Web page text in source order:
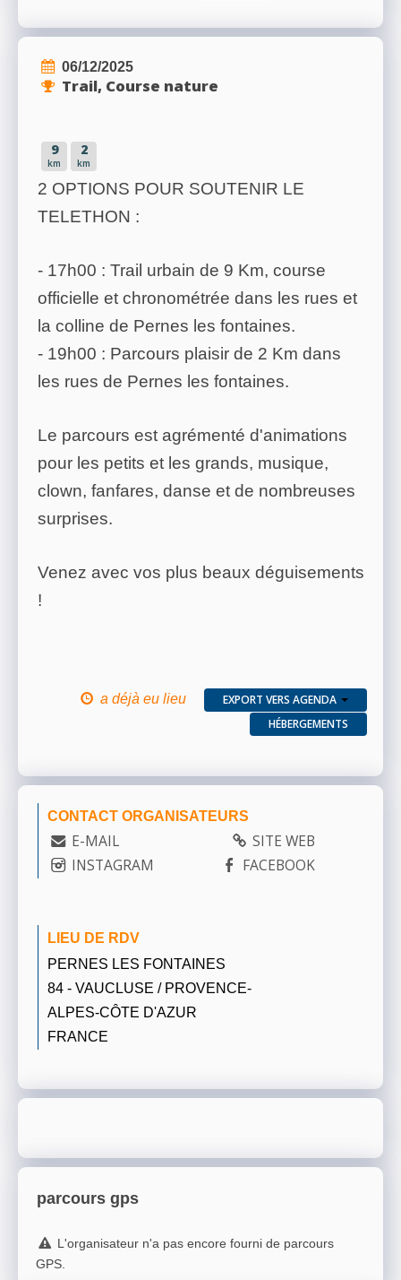
06/12/2025
Trail, Course nature
9
km
2
km
2 OPTIONS POUR SOUTENIR LE
TELETHON :
- 17h00 : Trail urbain de 9 Km, course
officielle et chronométrée dans les rues et
la colline de Pernes les fontaines.
- 19h00 : Parcours plaisir de 2 Km dans
les rues de Pernes les fontaines.
Le parcours est agrémenté d'animations
pour les petits et les grands, musique,
clown, fanfares, danse et de nombreuses
surprises.
Venez avec vos plus beaux déguisements
!
a déjà eu lieu
EXPORT VERS AGENDA
HÉBERGEMENTS
CONTACT ORGANISATEURS
E-MAIL
SITE WEB
INSTAGRAM
FACEBOOK
LIEU DE RDV
PERNES LES FONTAINES
84 - VAUCLUSE / PROVENCE-
ALPES-CÔTE D'AZUR
FRANCE
parcours gps
L'organisateur n'a pas encore fourni de parcours
GPS.